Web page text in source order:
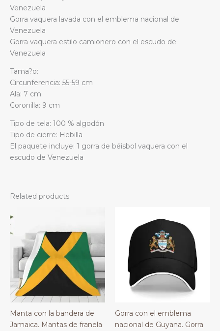
Venezuela
Gorra vaquera lavada con el emblema nacional de
Venezuela
Gorra vaquera estilo camionero con el escudo de
Venezuela
Tama?o:
Circunferencia: 55-59 cm
Ala: 7 cm
Coronilla: 9 cm
Tipo de tela: 100 % algodón
Tipo de cierre: Hebilla
El paquete incluye: 1 gorra de béisbol vaquera con el
escudo de Venezuela
Related products
Manta con la bandera de
Jamaica. Mantas de franela
Gorra con el emblema
nacional de Guyana. Gorra